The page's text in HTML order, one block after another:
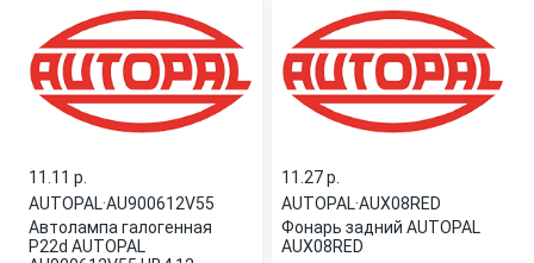
11.11 p.
AUTOPAL·AU900612V55
Автолампа галогенная
P22d AUTOPAL
11.27 p.
AUTOPAL·AUX08RED
Фонарь задний AUTOPAL
AUX08RED